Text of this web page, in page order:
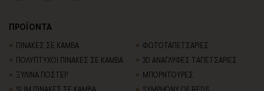
ΠΡΟΪΟΝΤΑ
ΠΙΝΑΚΕΣ ΣΕ ΚΑΜΒΑ
ΠΟΛΥΠΤΥΧΟΙ ΠΙΝΑΚΕΣ ΣΕ ΚΑΜΒΑ
ΞΥΛΙΝΑ ΠΟΣΤΕΡ
SLIM ΠΙΝΑΚΕΣ ΣΕ ΚΑΜΒΑ
ΦΩΤΟΤΑΠΕΤΣΑΡΙΕΣ
3D AΝΑΓΛΥΦΕΣ TΑΠΕΤΣΑΡΙΕΣ
ΜΠΟΡΝΤΟΥΡΕΣ
SYMPHONY OF REDS